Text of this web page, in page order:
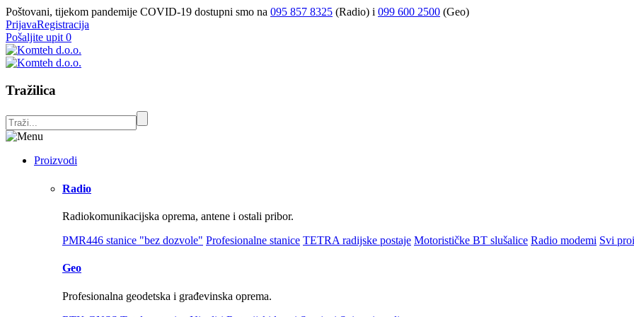
Poštovani, tijekom pandemije COVID-19 dostupni smo na 095 857 8325 (Radio) i 099 600 2500 (Geo)
PrijavaRegistracija
Pošaljite upit 0
Tražilica
Proizvodi
Radio
Radiokomunikacijska oprema, antene i ostali pribor.
PMR446 stanice "bez dozvole" Profesionalne stanice TETRA radijske postaje Motorističke BT slušalice Radio modemi Svi
Geo
Profesionalna geodetska i građevinska oprema.